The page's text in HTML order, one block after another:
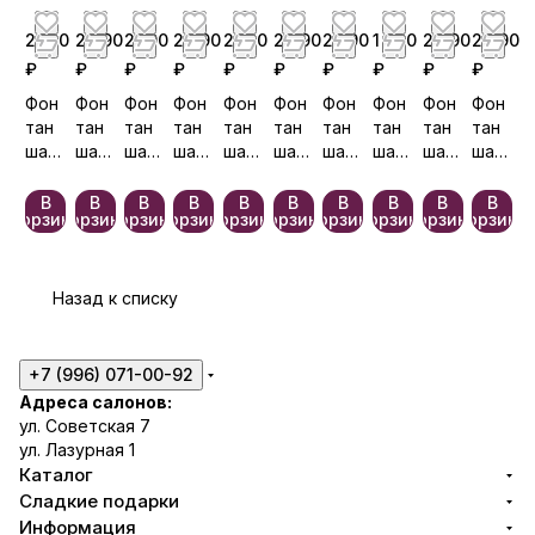
т
ь
м
2 190
₽
Фон
тан
шар
№5
86
В
корзину
2 890
₽
Фон
тан
шар
№5
81
В
корзину
2 190
₽
Фон
тан
шар
№5
90
В
корзину
2 290
₽
Фон
тан
шар
№5
87
В
корзину
2 190
₽
Фон
тан
шар
№5
83
В
корзину
2 690
₽
Фон
тан
шар
№3
73
В
корзину
2 590
₽
Фон
тан
шар
№5
92
В
корзину
1 990
₽
Фон
тан
шар
№5
84
В
корзину
2 890
₽
Фон
тан
шар
№5
82
В
корзину
2 290
₽
Фон
тан
шар
№5
93
В
корзину
Назад к списку
+7 (996) 071-00-92
Адреса салонов:
ул. Советская 7
ул. Лазурная 1
Каталог
Сладкие подарки
Информация